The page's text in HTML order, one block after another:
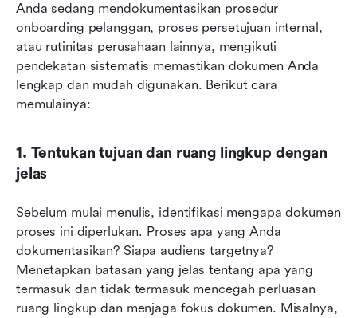
Anda sedang mendokumentasikan prosedur
onboarding pelanggan, proses persetujuan internal,
atau rutinitas perusahaan lainnya, mengikuti
pendekatan sistematis memastikan dokumen Anda
lengkap dan mudah digunakan. Berikut cara
memulainya:
1. Tentukan tujuan dan ruang lingkup dengan
jelas
Sebelum mulai menulis, identifikasi mengapa dokumen
proses ini diperlukan. Proses apa yang Anda
dokumentasikan? Siapa audiens targetnya?
Menetapkan batasan yang jelas tentang apa yang
termasuk dan tidak termasuk mencegah perluasan
ruang lingkup dan menjaga fokus dokumen. Misalnya,